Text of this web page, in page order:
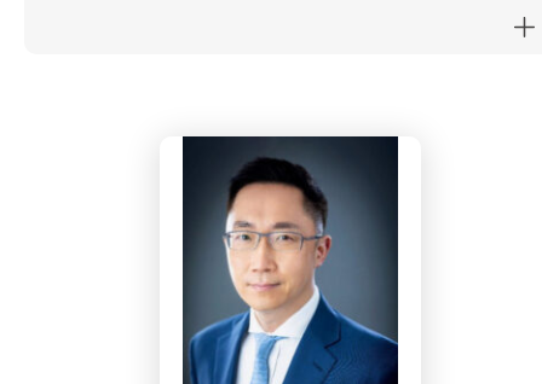
現任香港演藝學院高級講師，Ken 致力於啟發新一代的劇
院專業人士，鼓勵他們創新思維、高效協作，並以兼具藝
術性與戰略性的洞察力來應對挑戰。